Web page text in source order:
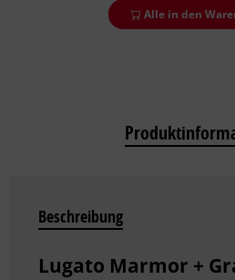
Alle in den
Beschreibung
Lugato Marmor +